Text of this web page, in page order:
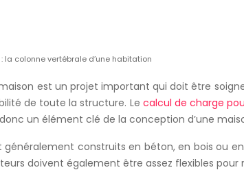
la colonne vertébrale d’une habitation
est un projet important qui doit être
de toute la structure. Le calcul de charge
un élément clé de la conception d’une
généralement construits en béton, en bois ou
doivent également être assez flexibles